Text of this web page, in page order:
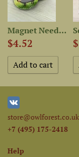
Magnet Needle Minder “Black...
$4.52
store@owlforest.co.uk
+7 (495) 175-2418
Help